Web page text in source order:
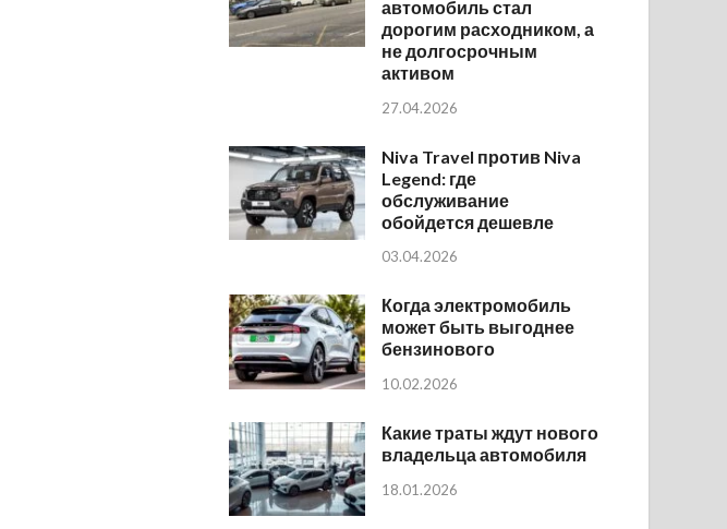
автомобиль стал
дорогим расходником, а
не долгосрочным
активом
27.04.2026
Niva Travel против Niva
Legend: где
обслуживание
обойдется дешевле
03.04.2026
Когда электромобиль
может быть выгоднее
бензинового
10.02.2026
Какие траты ждут нового
владельца автомобиля
18.01.2026